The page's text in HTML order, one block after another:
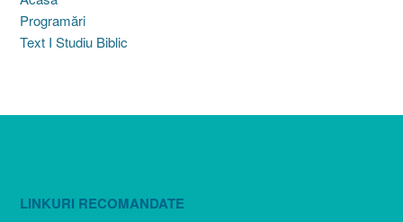
Programări
Text I Studiu Biblic
LINKURI RECOMANDATE